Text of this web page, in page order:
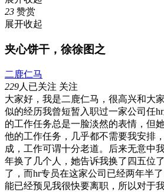
23 赞赏
展开收起
夹心饼干，徐徐图之
二鹿仁马
229人已关注 关注
大家好，我是二鹿仁马，很高兴和大
似的经历我曾短暂入职过一家公司任
的工作任务总是一脸淡然的表情，但
他的工作任务，几乎都不需要我安排
成，工作可谓十分老道。后来无意中
年换了几个人，她告诉我换了四五位
了，而hr专员在这家公司已经两年半
能已经预见我很快要离职，所以对于